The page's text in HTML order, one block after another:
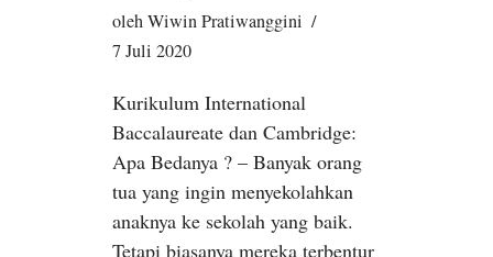
olehWiwin Pratiwanggini
7 Juli 2020
Kurikulum International
Baccalaureate dan Cambridge:
Apa Bedanya ? – Banyak orang
tua yang ingin menyekolahkan
anaknya ke sekolah yang baik.
Tetapi biasanya mereka terbentur